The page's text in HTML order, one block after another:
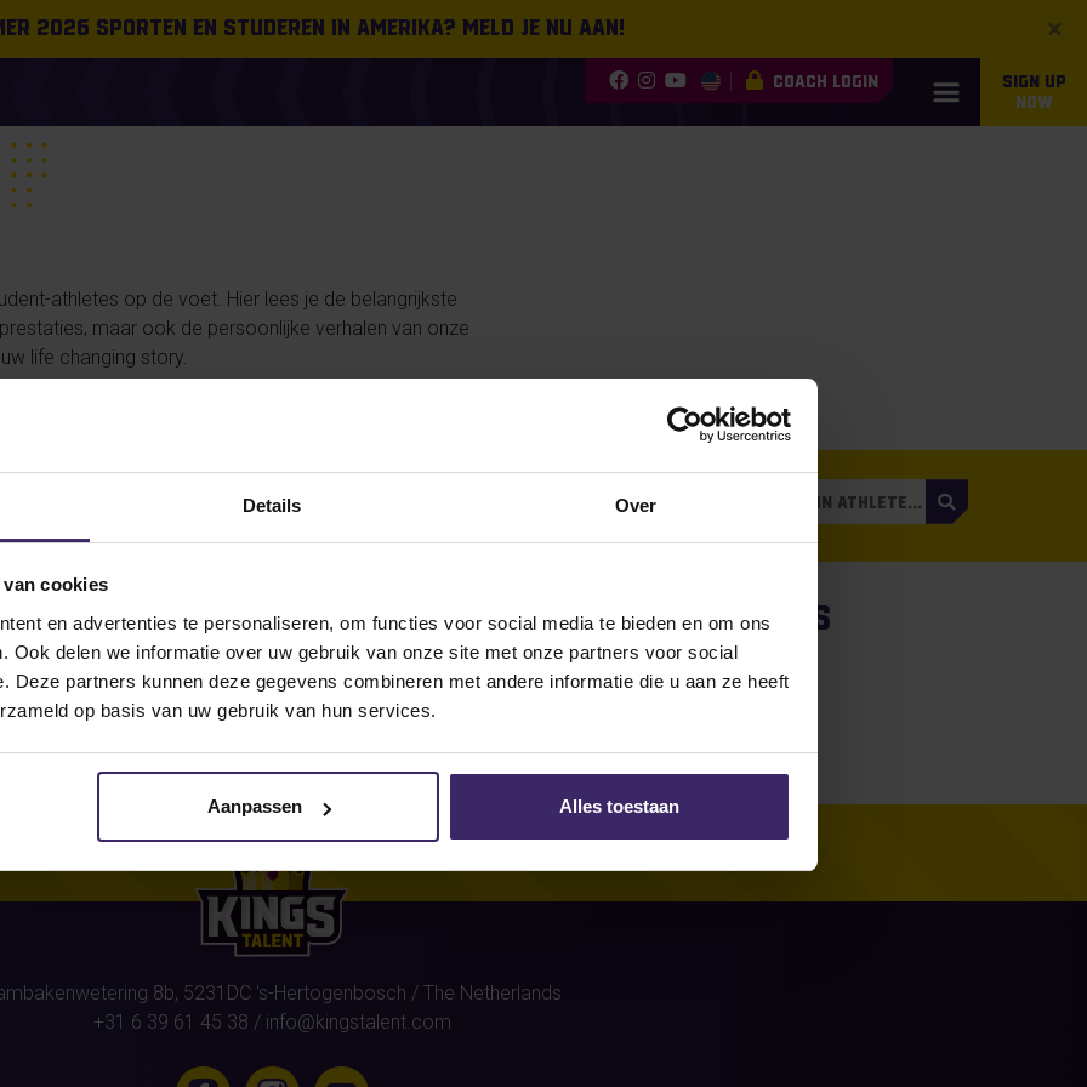
Details Over
cookies
en advertenties te personaliseren, om functies voor social media te bieden en om ons
Ook delen we informatie over uw gebruik van onze site met onze partners voor social
Deze partners kunnen deze gegevens combineren met andere informatie die u aan ze heeft
op basis van uw gebruik van hun services.
Aanpassen Alles toestaan
×
2026 sporten en studeren in Amerika? Meld je nu aan!
COACH LOGIN
SIGN UP
NOW
athletes op de voet. Hier lees je de belangrijkste
maar ook de persoonlijke verhalen van onze
life changing story.
PLACEMENT
this athlete(Reinoud van Eijk)were no stories
8b, 5231DC 's-Hertogenbosch / The Netherlands
+31 6 39 61 45 38 / info@kingstalent.com